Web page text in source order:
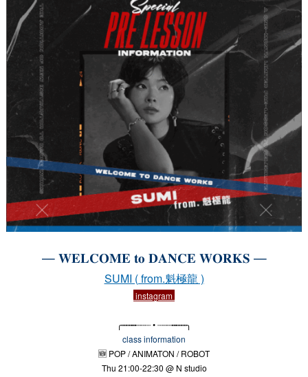
— 𝐖𝐄𝐋𝐂𝐎𝐌𝐄 𝐭𝐨 𝐃𝐀𝐍𝐂𝐄 𝐖𝐎𝐑𝐊𝐒 —
SUMI ( from.魁極龍 )
instagram
╭┉┉┅┄┄┈ • ┈┄┄┅┉┉╮
class information
🆕 POP / ANIMATON / ROBOT
Thu 21:00-22:30 @ N studio